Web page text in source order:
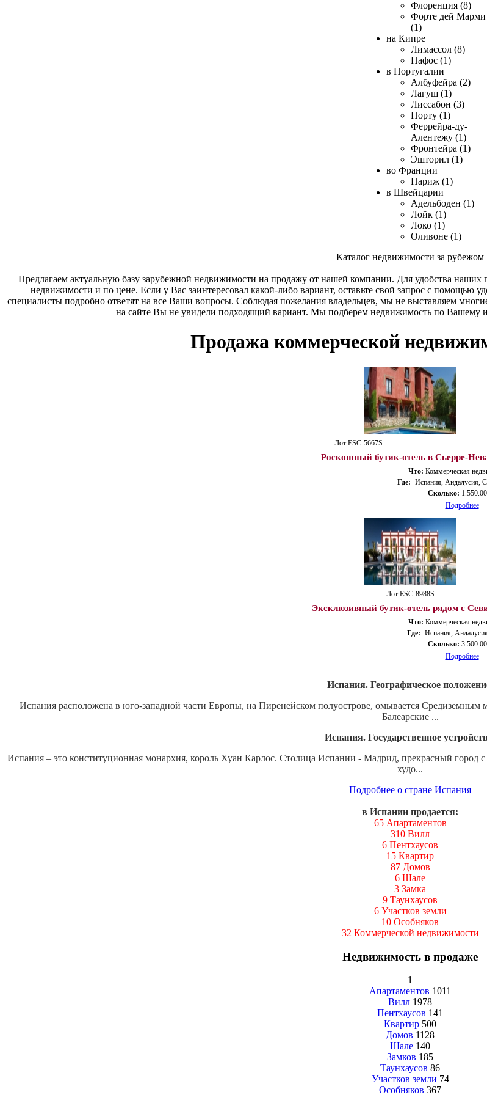
Флоренция (8)
Форте дей Марми
(1)
на Кипре
Лимассол (8)
Пафос (1)
в Португалии
Албуфейра (2)
Лагуш (1)
Лиссабон (3)
Порту (1)
Феррейра-ду-
Алентежу (1)
Фронтейра (1)
Эшторил (1)
во Франции
Париж (1)
в Швейцарии
Адельбоден (1)
Лойк (1)
Локо (1)
Оливоне (1)
Каталог недвижимости за рубежом
Предлагаем актуальную базу зарубежной недвижимости на продажу от нашей компании. Для удобства наших
недвижимости и по цене. Если у Вас заинтересовал какой-либо вариант, оставьте свой запрос с помощью
специалисты подробно ответят на все Ваши вопросы. Соблюдая пожелания владельцев, мы не выставляем
на сайте Вы не увидели подходящий вариант. Мы подберем недвижимость по
Продажа коммерческой
Лот ESС-5667S
Роскошный бутик-отель в Сьерре-
Что: Коммерческая
Где: Испания, Андалусия,
Сколько:
Подробнее
Лот ESС-8988S
Эксклюзивный бутик-отель рядом с
Что: Коммерческая
Где: Испания,
Сколько:
Подробнее
Испания. Географическое
Испания расположена в юго-западной части Европы, на Пиренейском полуострове, омывается
Балеарские ...
Испания. Государственное
Испания – это конституционная монархия, король Хуан Карлос. Столица Испании - Мадрид, прекрасный город
худо...
Подробнее о стране Испания
в Испании продается:
65 Апартаментов
310 Вилл
6 Пентхаусов
15 Квартир
87 Домов
6 Шале
3 Замка
9 Таунхаусов
6 Участков земли
10 Особняков
32 Коммерческой недвижимости
Недвижимость в продаже
1
Апартаментов 1011
Вилл 1978
Пентхаусов 141
Квартир 500
Домов 1128
Шале 140
Замков 185
Таунхаусов 86
Участков земли 74
Особняков 367